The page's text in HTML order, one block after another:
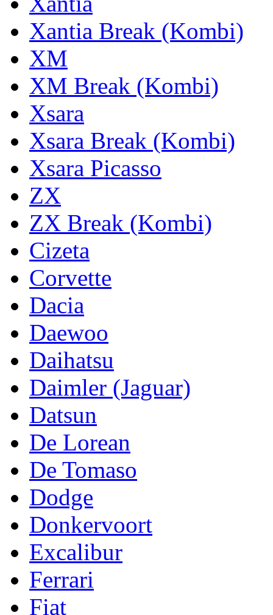
Xantia Break (Kombi)
XM
XM Break (Kombi)
Xsara
Xsara Break (Kombi)
Xsara Picasso
ZX
ZX Break (Kombi)
Cizeta
Corvette
Dacia
Daewoo
Daihatsu
Daimler (Jaguar)
Datsun
De Lorean
De Tomaso
Dodge
Donkervoort
Excalibur
Ferrari
Fiat